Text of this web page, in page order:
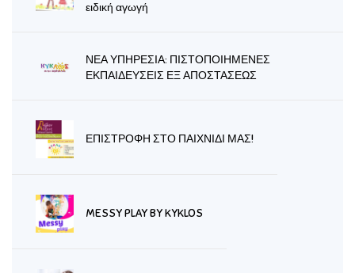
ειδική αγωγή
ΝΕΑ ΥΠΗΡΕΣΙΑ: ΠΙΣΤΟΠΟΙΗΜΕΝΕΣ
ΕΚΠΑΙΔΕΥΣΕΙΣ ΕΞ ΑΠΟΣΤΑΣΕΩΣ
ΕΠΙΣΤΡΟΦΗ ΣΤΟ ΠΑΙΧΝΙΔΙ ΜΑΣ!
MESSY PLAY BY KYKLOS